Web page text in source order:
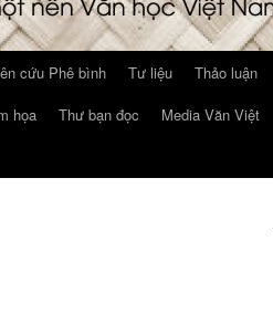
cứu Phê bình Tư liệu Thảo luận
họa Thư bạn đọc Media Văn Việt